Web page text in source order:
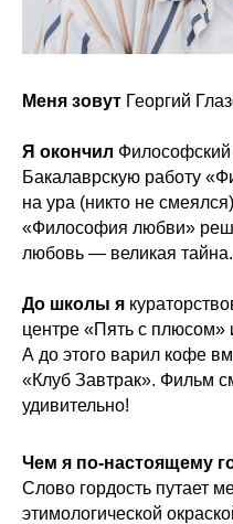
Меня зовут Георгий
Я окончил Философский
Бакалаврскую работу
на ура (никто не
«Философия любви»
любовь — великая тайна.
До школы я
центре «Пять с
А до этого варил кофе
«Клуб Завтрак». Фильм
удивительно!
Чем я по-настоящему
Слово гордость путает
этимологической